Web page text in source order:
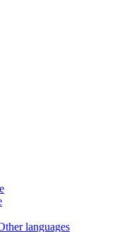
languages